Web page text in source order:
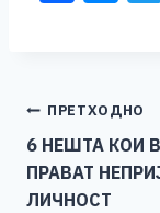
b
o
o
n
g
на
ПРЕТХОДНО
6 НЕШТА КОИ
ПРАВАТ
ЛИЧНОСТ